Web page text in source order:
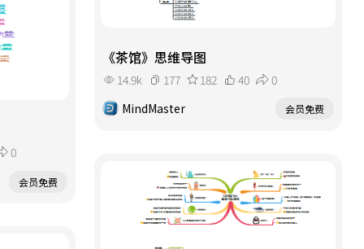
0
会员免费
《茶馆》思维导图
14.9k 177 182 40
0
MindMaster
会员免费